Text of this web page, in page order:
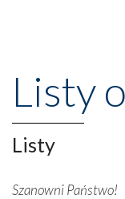
Nasze
wspaniałe
niepodległość
misterna
wspaniałe
połączenie
Listy
Listy
Szanowni Państwo!